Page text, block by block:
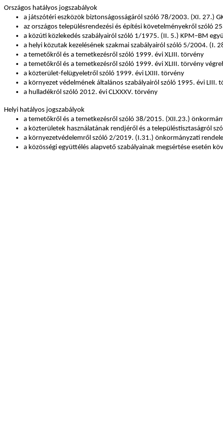
Országos hatályos jogszabályok
a játszótéri eszközök biztonságosságáról szóló 78/2003. (XI. 27.)
az országos településrendezési és építési követelményekről szóló
a közúti közlekedés szabályairól szóló 1/1975. (II. 5.) KPM–BM
a helyi közutak kezelésének szakmai szabályairól szóló 5/2004. (I.
a temetőkről és a temetkezésről szóló 1999. évi XLIII. törvény
a temetőkről és a temetkezésről szóló 1999. évi XLIII. törvény
a közterület-felügyeletről szóló 1999. évi LXIII. törvény
a környezet védelmének általános szabályairól szóló 1995. évi LIII.
a hulladékról szóló 2012. évi CLXXXV. törvény
Helyi hatályos jogszabályok
a temetőkről és a temetkezésről szóló 38/2015. (XII.23.)
a közterületek használatának rendjéről és a településtisztaságról
a környezetvédelemről szóló 2/2019. (I.31.) önkormányzati
a közösségi együttélés alapvető szabályainak megsértése esetén